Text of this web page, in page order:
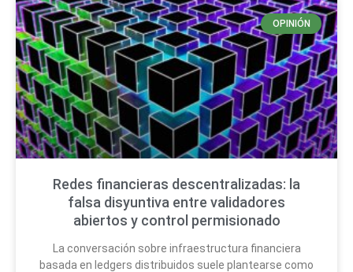
OPINIÓN
Redes financieras descentralizadas: la
falsa disyuntiva entre validadores
abiertos y control permisionado
La conversación sobre infraestructura financiera
basada en ledgers distribuidos suele plantearse como